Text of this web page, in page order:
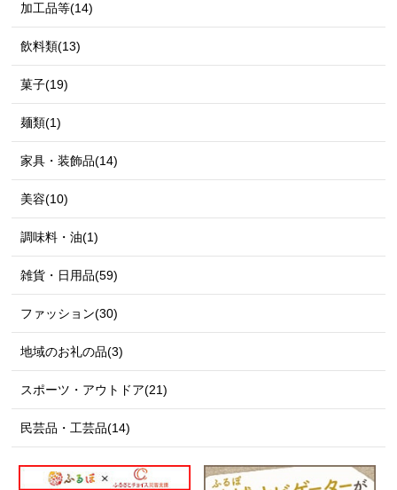
加工品等(14)
飲料類(13)
菓子(19)
麺類(1)
家具・装飾品(14)
美容(10)
調味料・油(1)
雑貨・日用品(59)
ファッション(30)
地域のお礼の品(3)
スポーツ・アウトドア(21)
民芸品・工芸品(14)